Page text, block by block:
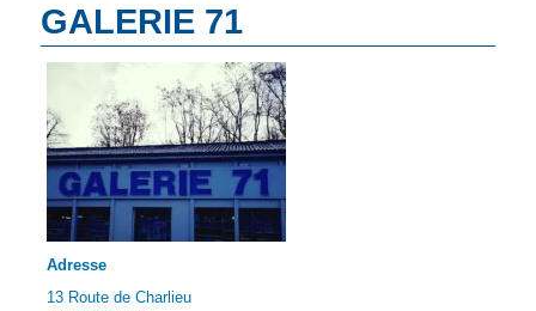
GALERIE 71
Adresse
13 Route de Charlieu